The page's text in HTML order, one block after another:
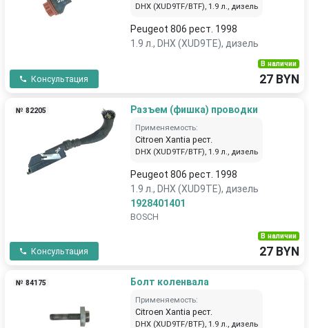
DHX (XUD9TF/BTF), 1.9 л., дизель
Peugeot 806 рест. 1998
1.9 л., DHX (XUD9TE), дизель
Консультация
В наличии
27 BYN
№ 82205 Разъем (фишка) проводки
Применяемость:
Citroen Xantia рест.
DHX (XUD9TF/BTF), 1.9 л., дизель
Peugeot 806 рест. 1998
1.9 л., DHX (XUD9TE), дизель
1928401401
BOSCH
Консультация
В наличии
27 BYN
№ 84175 Болт коленвала
Применяемость:
Citroen Xantia рест.
DHX (XUD9TF/BTF), 1.9 л., дизель